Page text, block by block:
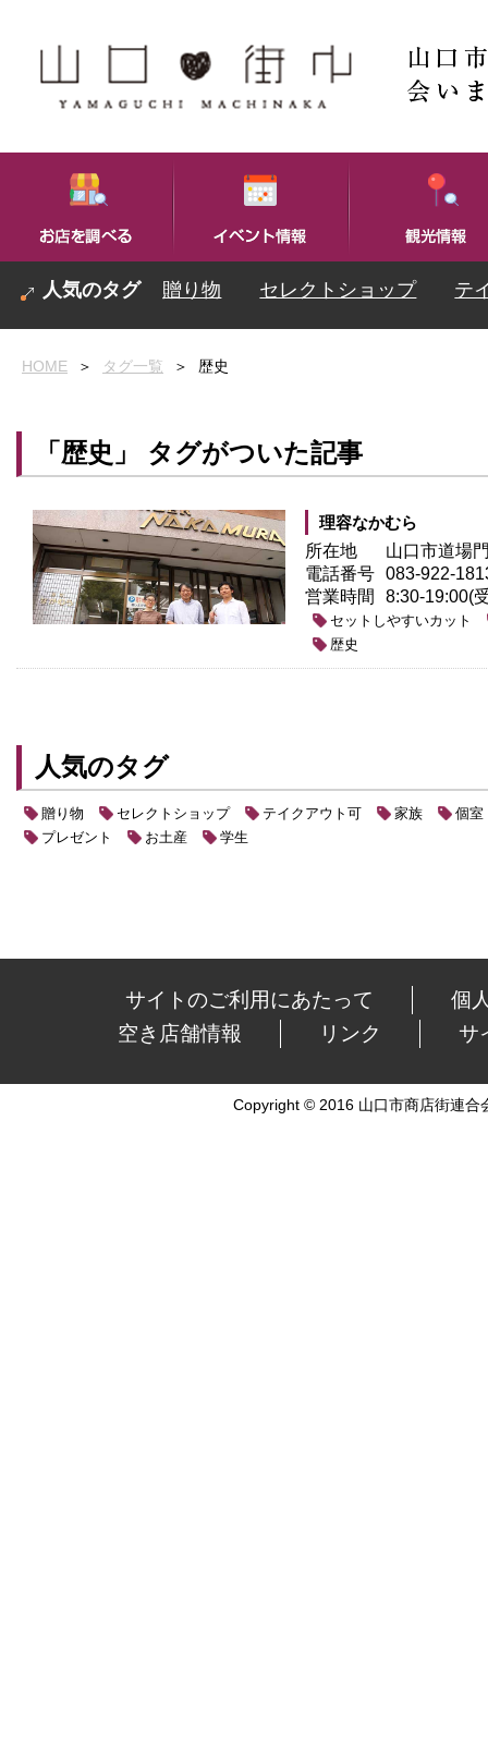
贈り物 セレクトショップ テ
HOME ＞ タグ一覧 ＞ 歴史
「歴史」 タグがついた記事
理容なかむら
所在地
山口市道場
電話番号 083-922-
営業時間
8:30-19:00(
セットしやすいカット
歴史
人気のタグ
贈り物 セレクトショップ テイクアウト可 家族
個室
プレゼント
お土産 学生
サイトのご利用にあたって
個
空き店舗情報
リンク サ
Copyright © 2016 山口市商店街連合